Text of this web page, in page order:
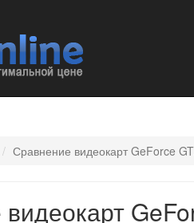
Сравнение видеокарт GeForce